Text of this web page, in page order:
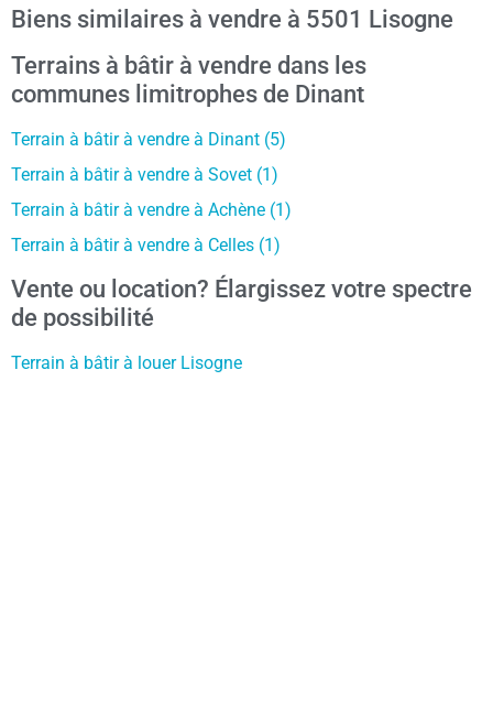
Biens similaires à vendre à 5501 Lisogne
Terrains à bâtir à vendre dans les
communes limitrophes de Dinant
Terrain à bâtir à vendre à Dinant (5)
Terrain à bâtir à vendre à Sovet (1)
Terrain à bâtir à vendre à Achène (1)
Terrain à bâtir à vendre à Celles (1)
Vente ou location? Élargissez votre spectre
de possibilité
Terrain à bâtir à louer Lisogne